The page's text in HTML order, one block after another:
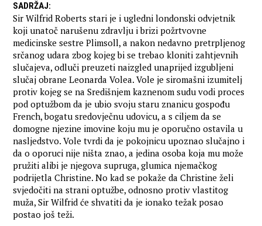
SADRŽAJ:
Sir Wilfrid Roberts stari je i ugledni londonski odvjetnik
koji unatoč narušenu zdravlju i brizi požrtvovne
medicinske sestre Plimsoll, a nakon nedavno pretrpljenog
srčanog udara zbog kojeg bi se trebao kloniti zahtjevnih
slučajeva, odluči preuzeti naizgled unaprijed izgubljeni
slučaj obrane Leonarda Volea. Vole je siromašni izumitelj
protiv kojeg se na Središnjem kaznenom sudu vodi proces
pod optužbom da je ubio svoju staru znanicu gospođu
French, bogatu sredovječnu udovicu, a s ciljem da se
domogne njezine imovine koju mu je oporučno ostavila u
nasljedstvo. Vole tvrdi da je pokojnicu upoznao slučajno i
da o oporuci nije ništa znao, a jedina osoba koja mu može
pružiti alibi je njegova supruga, glumica njemačkog
podrijetla Christine. No kad se pokaže da Christine želi
svjedočiti na strani optužbe, odnosno protiv vlastitog
muža, Sir Wilfrid će shvatiti da je ionako težak posao
postao još teži.